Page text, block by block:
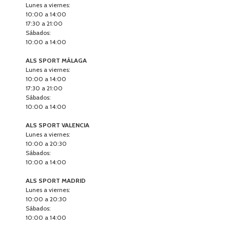
Lunes a viernes:
10:00 a 14:00
17:30 a 21:00
Sábados:
10:00 a 14:00
ALS SPORT MÁLAGA
Lunes a viernes:
10:00 a 14:00
17:30 a 21:00
Sábados:
10:00 a 14:00
ALS SPORT VALENCIA
Lunes a viernes:
10:00 a 20:30
Sábados:
10:00 a 14:00
ALS SPORT MADRID
Lunes a viernes:
10:00 a 20:30
Sábados:
10:00 a 14:00